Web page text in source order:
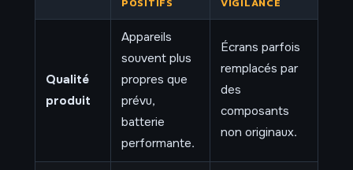
Qualité
produit
Appareils
souvent plus
propres que
prévu,
batterie
performante.
Écrans parfois
remplacés par
des
composants
non originaux.